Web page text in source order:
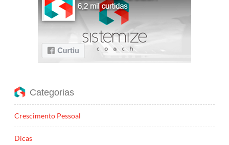
Categorias
Crescimento Pessoal
Dicas